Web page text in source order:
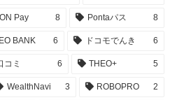
Pay 8 Pontaパス 8
BANK 6 ドコモでんき 6
コミ 6 THEO+ 5
WealthNavi 3 ROBOPRO 2